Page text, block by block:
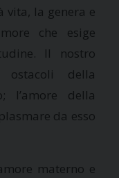
vita, la genera e
che esige
Il nostro
della
l’amore della
da esso
materno e